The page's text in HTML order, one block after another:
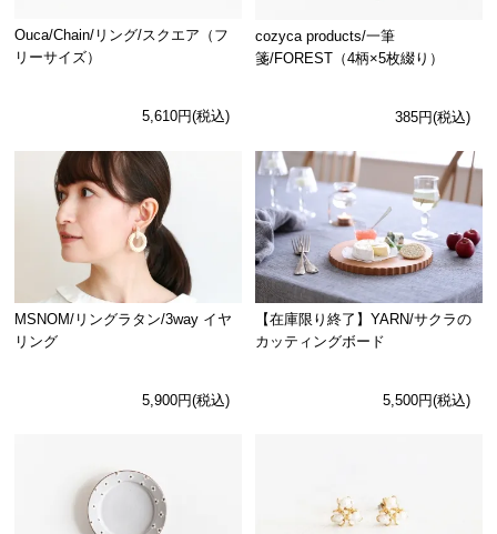
Ouca/Chain/リング/スクエア（フ
リーサイズ）
5,610円(税込)
cozyca products/一筆
箋/FOREST（4柄×5枚綴り）
385円(税込)
MSNOM/リングラタン/3way イヤ
リング
5,900円(税込)
【在庫限り終了】YARN/サクラの
カッティングボード
5,500円(税込)